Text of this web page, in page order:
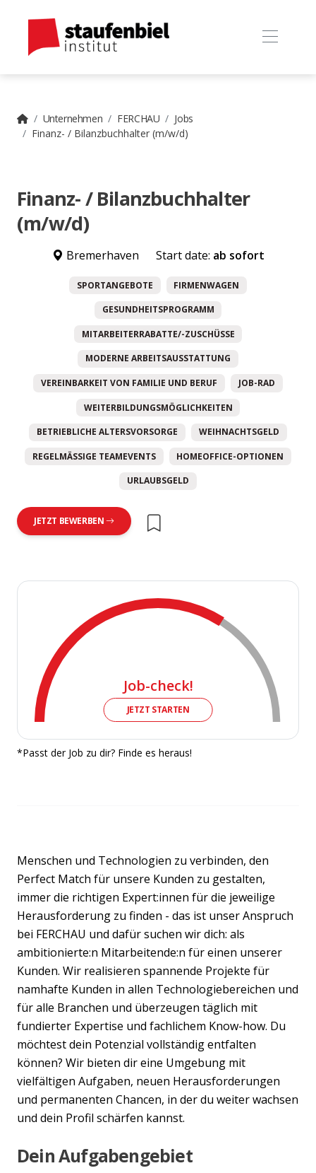
Unternehmen FERCHAU
Jobs
Finanz- / Bilanzbuchhalter (m/w/d)
Finanz- / Bilanzbuchhalter
(m/w/d)
Bremerhaven Start date: ab sofort
SPORTANGEBOTE FIRMENWAGEN
GESUNDHEITSPROGRAMM
MITARBEITERRABATTE/-ZUSCHÜSSE
MODERNE ARBEITSAUSSTATTUNG
VEREINBARKEIT VON FAMILIE UND BERUF JOB-RAD
WEITERBILDUNGSMÖGLICHKEITEN
BETRIEBLICHE ALTERSVORSORGE WEIHNACHTSGELD
REGELMÄSSIGE TEAMEVENTS HOMEOFFICE-OPTIONEN
URLAUBSGELD
JETZT BEWERBEN
Job-check!
JETZT STARTEN
*Passt der Job zu dir? Finde es heraus!
Menschen und Technologien zu verbinden, den
Perfect Match für unsere Kunden zu gestalten,
immer die richtigen Expert:innen für die jeweilige
Herausforderung zu finden - das ist unser Anspruch
bei FERCHAU und dafür suchen wir dich: als
ambitionierte:n Mitarbeitende:n für einen unserer
Kunden. Wir realisieren spannende Projekte für
namhafte Kunden in allen Technologiebereichen und
für alle Branchen und überzeugen täglich mit
fundierter Expertise und fachlichem Know-how. Du
möchtest dein Potenzial vollständig entfalten
können? Wir bieten dir eine Umgebung mit
vielfältigen Aufgaben, neuen Herausforderungen
und permanenten Chancen, in der du weiter wachsen
und dein Profil schärfen kannst.
Dein Aufgabengebiet